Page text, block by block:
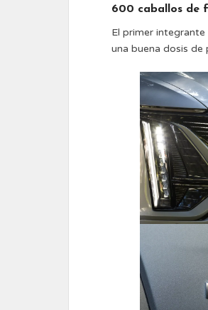
600 caballos de
El primer
una buena dosis